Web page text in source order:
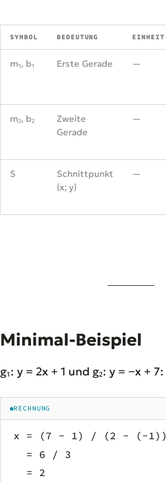
SYMBOL BEDEUTUNG EINHEIT
m₁, b₁ Erste Gerade —
m₂, b₂
Zweite
Gerade
—
S
Schnittpunkt
(x; y)
—
Minimal-Beispiel
g₁: y = 2x + 1 und g₂: y = −x + 7:
RECHNUNG
x = (7 − 1) / (2 − (−1))
  = 6 / 3
  = 2